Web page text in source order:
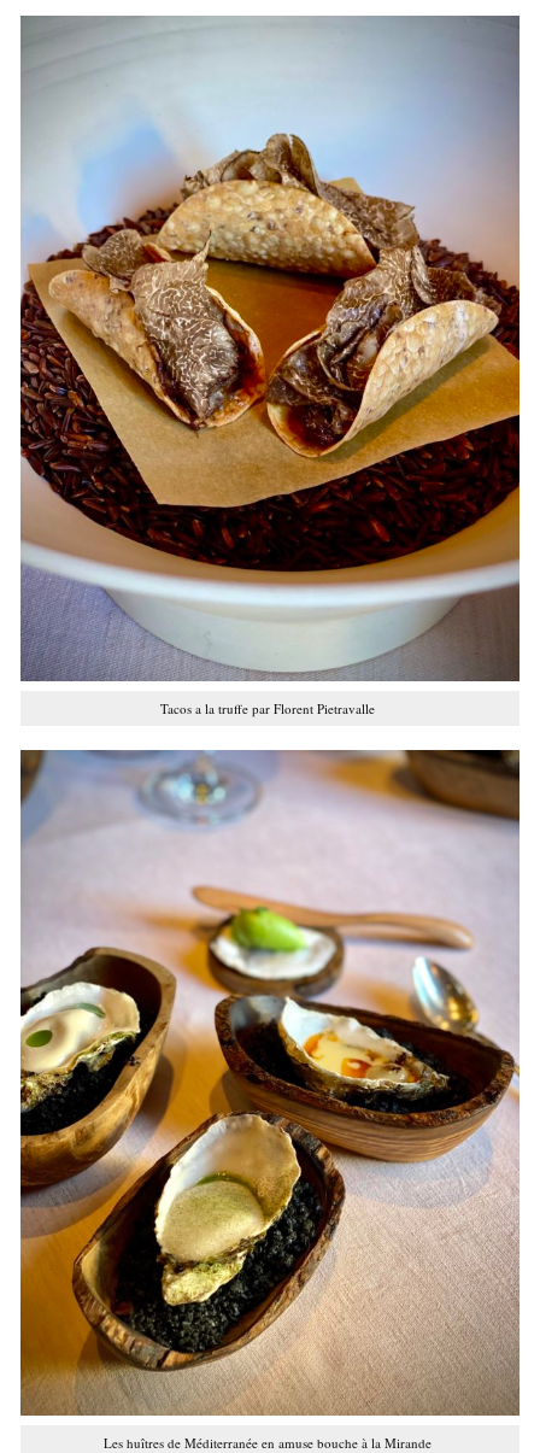
Tacos a la truffe par Florent Pietravalle
Les huîtres de Méditerranée en amuse bouche à la Mirande